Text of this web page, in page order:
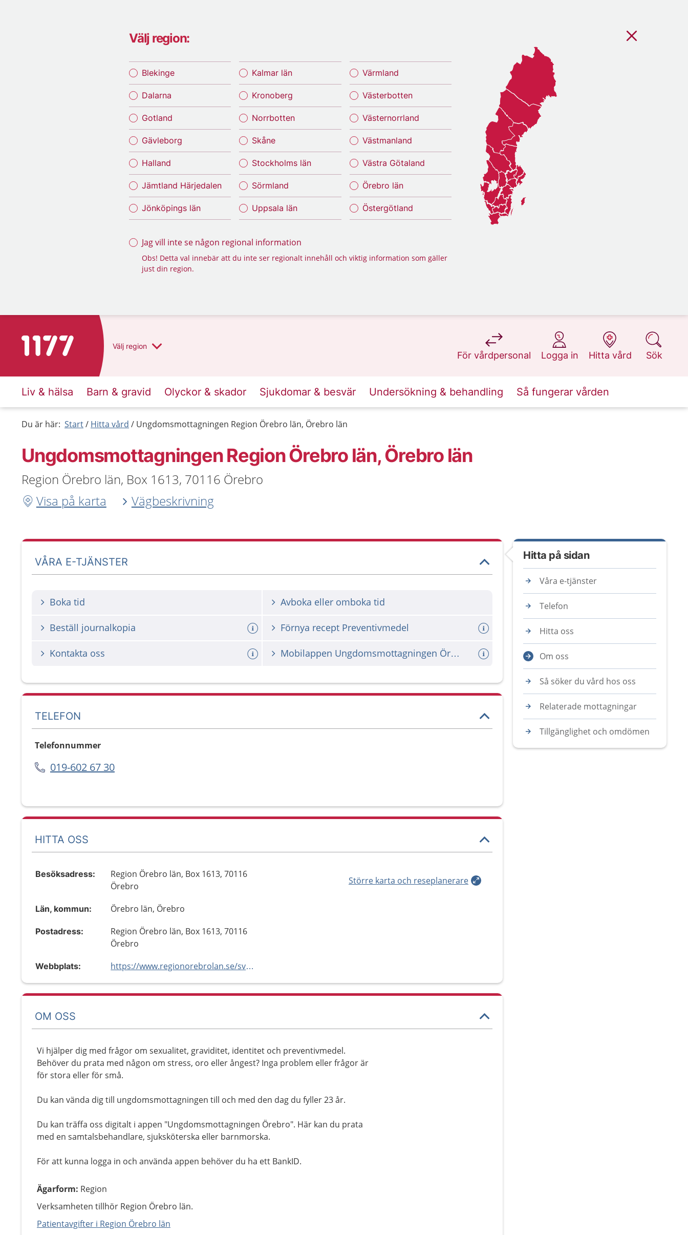
Välj region:
Blekinge
Dalarna
Gotland
Gävleborg
Halland
Jämtland Härjedalen
Jönköpings län
Kalmar län
Kronoberg
Norrbotten
Skåne
Stockholms län
Sörmland
Uppsala län
Värmland
Västerbotten
Västernorrland
Västmanland
Västra Götaland
Örebro län
Östergötland
Jag vill inte se någon regional information
Obs! Detta val innebär att du inte ser regionalt innehåll och viktig information som gäller
just din region.
Till startsidan för 1177 Välj region
För vårdpersonal
på 1177.se
Logga in
på 1177.se
Hitta vård
på 1177.se
Sök
på 1177.se
Liv & hälsa Barn & gravid Olyckor & skador Sjukdomar & besvär Undersökning & behandling Så fungerar vården
Du är här: Start Hitta vård Ungdomsmottagningen Region Örebro län, Örebro län
Ungdoms­mottagningen Region Örebro län, Örebro län
Region Örebro län, Box 1613, 70116 Örebro
Visa på karta
Vägbeskrivning
VÅRA E-TJÄNSTER
Boka tid Avboka eller omboka tid
Beställ journalkopia Förnya recept Preventivmedel
Kontakta oss Mobilappen Ungdomsmottagningen Örebro
TELEFON
Telefonnummer
019-602 67 30
HITTA OSS
Större karta och reseplanerare
Besöksadress:
Region Örebro län, Box 1613, 70116
Örebro
Län, kommun: Örebro län, Örebro
Postadress:
Region Örebro län, Box 1613, 70116
Örebro
Webbplats: https://www.regionorebrolan.se/sv/vard-och-halsa/ovriga-enheter/primarvardsgemensamma-enheter/ungdomsmottagningen-orebro-lan/
OM OSS
Vi hjälper dig med frågor om sexualitet, graviditet, identitet och preventivmedel.
Behöver du prata med någon om stress, oro eller ångest? Inga problem eller frågor är
för stora eller för små.
Du kan vända dig till ungdomsmottagningen till och med den dag du fyller 23 år.
Du kan träffa oss digitalt i appen "Ungdomsmottagningen Örebro". Här kan du prata
med en samtalsbehandlare, sjuksköterska eller barnmorska.
För att kunna logga in och använda appen behöver du ha ett BankID.
Ägarform: Region
Verksamheten tillhör Region Örebro län.
Patientavgifter i Region Örebro län
Hitta på sidan
Våra e-tjänster
Telefon
Hitta oss
Om oss
Så söker du vård hos oss
Relaterade mottagningar
Tillgänglighet och omdömen